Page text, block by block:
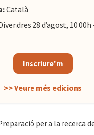
Català
28 d’agost, 10:00h
Inscriure'm
>> Veure més edicions
per a la recerca